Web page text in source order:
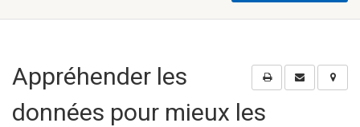
Appréhender les
données pour mieux les